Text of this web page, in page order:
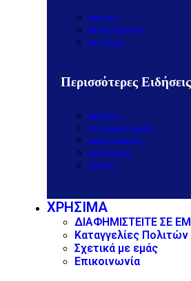
Αγγελίες
Θέσεις Εργασίας
Προτάσεις
Περισσότερες Ειδήσεις
Αθλητικά
Αστυνομικό Δελτίο
Δημοσκοπήσεις
Εκδηλώσεις
Ελλάδα
ΧΡΗΣΙΜΑ
ΔΙΑΦΗΜΙΣΤΕΙΤΕ ΣΕ
Καταγγελίες Πολιτών
Σχετικά με εμάς
Επικοινωνία